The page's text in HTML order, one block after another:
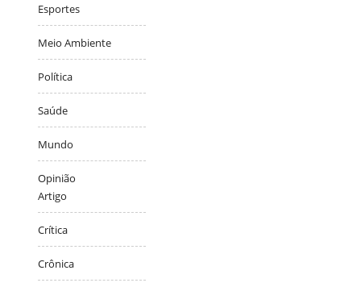
Esportes
Meio Ambiente
Política
Saúde
Mundo
Opinião
Artigo
Crítica
Crônica